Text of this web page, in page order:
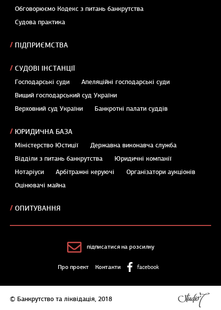
Обговорюємо Кодекс з питань банкрутства
Судова практика
ПІДПРИЄМСТВА
СУДОВІ ІНСТАНЦІЇ
Господарські суди
Апеляційні господарські суди
Вищий господарський суд України
Верховний суд України
Банкротні палати суддів
ЮРИДИЧНА БАЗА
Міністерство Юстиції
Державна виконавча служба
Відділи з питань банкрутства
Юридичні компанії
Нотаріуси
Арбітражні керуючі
Організатори аукціонів
Оцінювачі майна
ОПИТУВАННЯ
підписатися на розсилку
Про проект Контакти facebook
© Банкрутство та ліквідація, 2018